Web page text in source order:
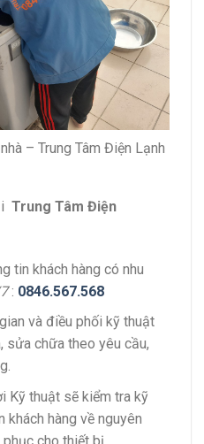
– Trung Tâm Điện Lạnh
Trung Tâm Điện
tin khách hàng có nhu
: 0846.567.568
và điều phối kỹ thuật
sửa chữa theo yêu cầu,
Kỹ thuật sẽ kiểm tra kỹ
hàng về nguyên